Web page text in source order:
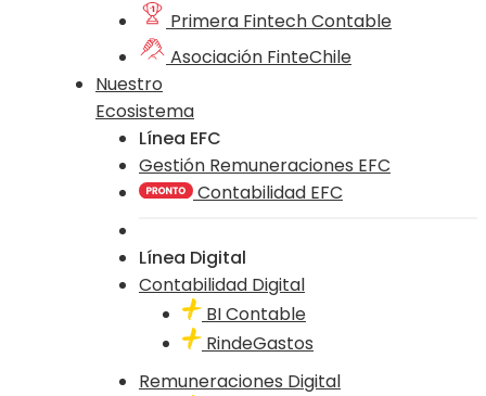
Primera Fintech Contable
Asociación FinteChile
Nuestro
Ecosistema
Línea EFC
Gestión Remuneraciones EFC
Contabilidad EFC
Línea Digital
Contabilidad Digital
BI Contable
RindeGastos
Remuneraciones Digital